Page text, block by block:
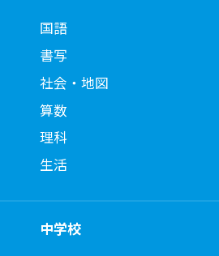
国語
書写
社会・地図
算数
理科
生活
中学校